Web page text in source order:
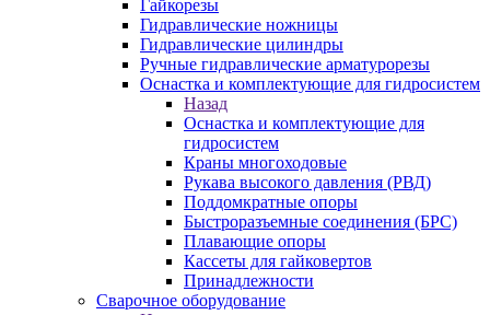
Гайкорезы
Гидравлические ножницы
Гидравлические цилиндры
Ручные гидравлические арматурорезы
Оснастка и комплектующие для гидросистем
Назад
Оснастка и комплектующие для
гидросистем
Краны многоходовые
Рукава высокого давления (РВД)
Поддомкратные опоры
Быстроразъемные соединения (БРС)
Плавающие опоры
Кассеты для гайковертов
Принадлежности
Сварочное оборудование